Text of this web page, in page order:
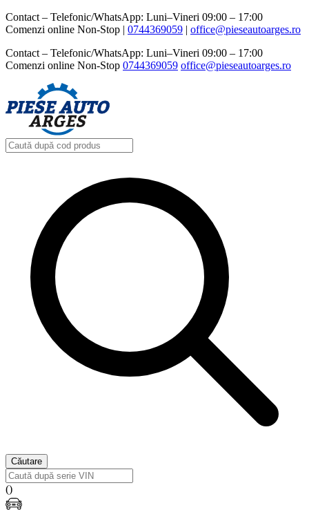
Contact – Telefonic/WhatsApp: Luni–Vineri 09:00 – 17:00
Comenzi online Non-Stop | 0744369059‬ | office@pieseautoarges.ro
Contact – Telefonic/WhatsApp: Luni–Vineri 09:00 – 17:00
Comenzi online Non-Stop 0744369059‬ office@pieseautoarges.ro
Căutare
()